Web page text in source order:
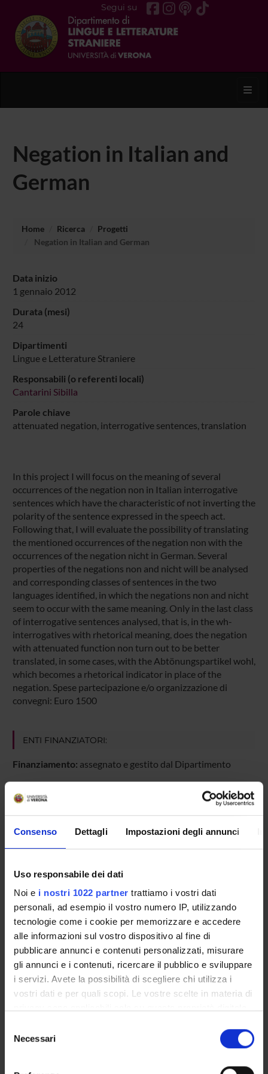
Consenso Dettagli Impostazioni degli annunci
Uso responsabile dei dati
Noi e i nostri 1022 partner trattiamo i vostri dati
personali, ad esempio il vostro numero IP, utilizzando
tecnologie come i cookie per memorizzare e accedere
alle informazioni sul vostro dispositivo al fine di
pubblicare annunci e contenuti personalizzati, misurare
gli annunci e i contenuti, ricercare il pubblico e sviluppare
i servizi. Avete la possibilità di scegliere chi utilizza i
vostri dati e per quali scopi. Le vostre scelte in materia di
modificare o revocare il proprio consenso in qualsiasi
momento dalla Dichiarazione sui cookie o facendo clic
delNecessari
Segui su
Negation in Italian and
German
Home Ricerca
Progetti
Negation in Italian and German
Data inizio
1 gennaio 2012
Durata (mesi)
24
Dipartimenti
Lingue e Letterature Straniere
Responsabili (o referenti locali)
Cantarini Sibilla
Parole chiave
attenuated negation, interrogative sentences, translation
In this project I will focus on the meaning of several
occurrences of the negation non in Italian interrogative
sentences which have the characteristic of not inverting the
polarity of the sentence expressed in the speech act.
Following that, I will evaluate the possibility of translating
the mentioned occurrences of the negation non with the
occurrences of the negation nicht in German. Several
properties of the negations non and nicht will be analysed
and corresponding classes of sentences in the two
languages identified, in which the negations non and nicht
seem to occur with the same meaning. Only in the last class
of interrogative sentences analysed, that is, in the wh-
interrogatives with rhetorical meaning, does the negation
with attenuated function non turn out to be better
translated, in some cases, with the Abtönungspartikel wohl,
which becomes a rhetorical indicator in place of the
negation. Spese partecipazione e/o organizzazione di
convegni: Euro 1500
ENTI FINANZIATORI:
Finanziamento: assegnato e gestito dal Dipartimento
PARTECIPANTI AL PROGETTO
Professore associato
Jacopo Torregrossa
AREE DI RICERCA COINVOLTE DAL PROGETTO
Lingua e linguistica tedesca
Lexico-grammar – Lexikalische Grammatik
PUBBLICAZIONI
TITOLO
Dialogue: State of the Art. Studies in Memory of Sorin Stati